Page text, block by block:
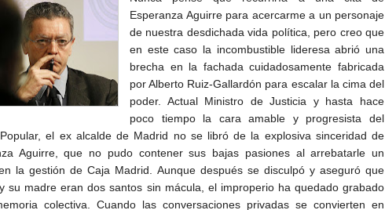
Esperanza Aguirre para acercarme a un personaje
de nuestra desdichada vida política, pero creo que
en este caso la incombustible lideresa abrió una
brecha en la fachada cuidadosamente fabricada
por Alberto Ruiz-Gallardón para escalar la cima del
poder. Actual Ministro de Justicia y hasta hace
poco tiempo la cara amable y progresista del
el ex alcalde de Madrid no se libró de la explosiva sinceridad de
Aguirre, que no pudo contener sus bajas pasiones al arrebatarle un
la gestión de Caja Madrid. Aunque después se disculpó y aseguró que
su madre eran dos santos sin mácula, el improperio ha quedado grabado
colectiva. Cuando las conversaciones privadas se convierten en